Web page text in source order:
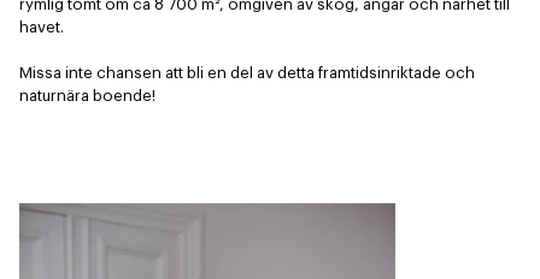
rymlig tomt om ca 8 700 m², omgiven av skog, ängar och närhet till
havet.
Missa inte chansen att bli en del av detta framtidsinriktade och
naturnära boende!